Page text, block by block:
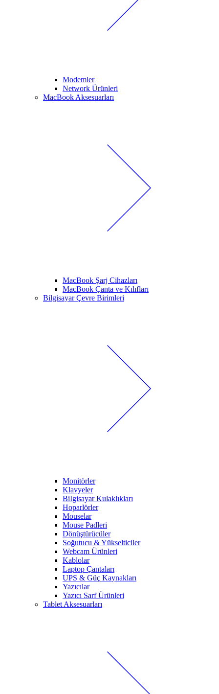
Modemler
Network Ürünleri
MacBook Aksesuarları
MacBook Şarj Cihazları
MacBook Çanta ve Kılıfları
Bilgisayar Çevre Birimleri
Monitörler
Klavyeler
BiIgisayar Kulaklıkları
Hoparlörler
Mouselar
Mouse Padleri
Dönüştürücüler
Soğutucu & Yükselticiler
Webcam Ürünleri
Kablolar
Laptop Çantaları
UPS & Güç Kaynakları
Yazıcılar
Yazıcı Sarf Ürünleri
Tablet Aksesuarları